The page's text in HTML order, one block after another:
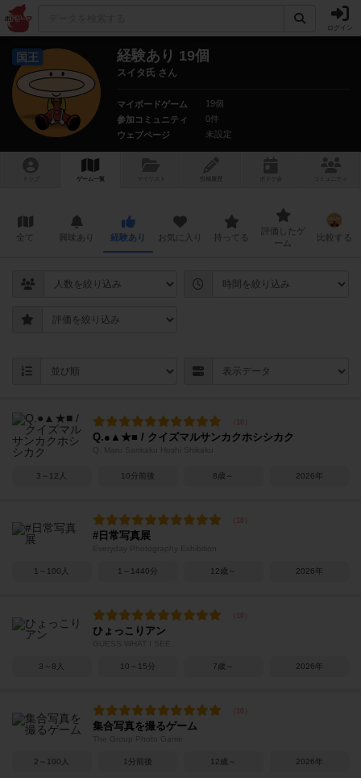
ログイン
国王 経験あり 19個
スイタ氏 さん
マイボードゲーム
19個
参加コミュニティ
0件
ウェブページ
未設定
ゲーム一覧
全て 興味あり 経験あり お気に入り 持ってる
評価したゲ
ーム
比較する
Q.●▲★■ / クイズマルサンカクホシシカク
3～12人 10分前後 8歳～ 2026年
#日常写真展
1～100人 1～1440分 12歳～ 2026年
ひょっこりアン
3～8人 10～15分 7歳～ 2026年
集合写真を撮るゲーム
2～100人 1分前後 12歳～ 2026年